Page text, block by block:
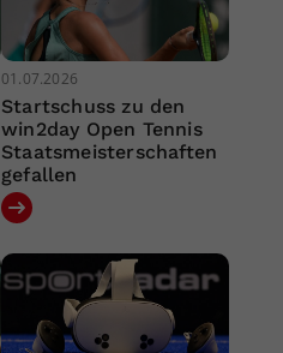
01.07.2026
Startschuss zu den
win2day Open Tennis
Staatsmeisterschaften
gefallen